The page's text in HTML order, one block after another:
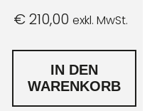
€210,00 exkl. MwSt.
IN DEN
WARENKORB